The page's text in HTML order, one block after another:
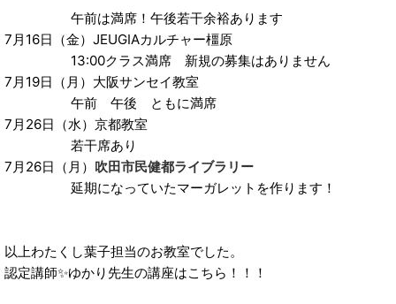
午前は満席！午後若干余裕あります
7月16日（金）JEUGIAカルチャー橿原
13:00クラス満席 新規の募集はありません
7月19日（月）大阪サンセイ教室
午前 午後 ともに満席
7月26日（水）京都教室
若干席あり
7月26日（月） 吹田市民健都ライブラリー
延期になっていたマーガレットを作ります！
以上わたくし葉子担当のお教室でした。
認定講師✨ゆかり先生の講座はこちら！！！